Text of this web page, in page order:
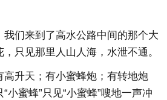
我们来到了高水公路中间的那个大
只见那里人山人海，水泄不通。
高升天；有小蜜蜂炮；有转地炮
小蜜蜂”只见“小蜜蜂”嗖地一声冲